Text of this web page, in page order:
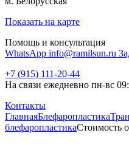
Показать на карте
Помощь и консультация
WhatsApp info@ramilsun.ru
+7 (915) 111-20-44
На связи ежедневно пн-вс
Контакты
ГлавнаяБлефаропластика
блефаропластикаСтоимость